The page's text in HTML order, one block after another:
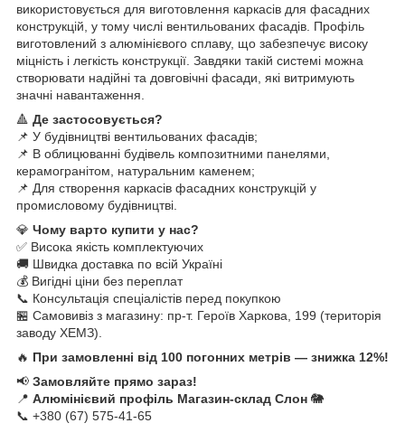
використовується для виготовлення каркасів для фасадних
конструкцій, у тому числі вентильованих фасадів. Профіль
виготовлений з алюмінієвого сплаву, що забезпечує високу
міцність і легкість конструкції. Завдяки такій системі можна
створювати надійні та довговічні фасади, які витримують
значні навантаження.
🔺 Де застосовується?
📌 У будівництві вентильованих фасадів;
📌 В облицюванні будівель композитними панелями,
керамогранітом, натуральним каменем;
📌 Для створення каркасів фасадних конструкцій у
промисловому будівництві.
💎 Чому варто купити у нас?
✅ Висока якість комплектуючих
🚚 Швидка доставка по всій Україні
💰 Вигідні ціни без переплат
📞 Консультація спеціалістів перед покупкою
🏪 Самовивіз з магазину: пр-т. Героїв Харкова, 199 (територія
заводу ХЕМЗ).
🔥 При замовленні від 100 погонних метрів — знижка 12%!
📢 Замовляйте прямо зараз!
📍 Алюмінієвий профіль Магазин-склад Слон 🐘
📞 +380 (67) 575-41-65